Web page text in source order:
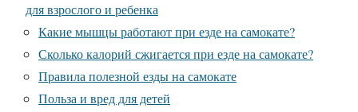
для взрослого и ребенка
Какие мышцы работают при езде на самокате?
Сколько калорий сжигается при езде на самокате?
Правила полезной езды на самокате
Польза и вред для детей